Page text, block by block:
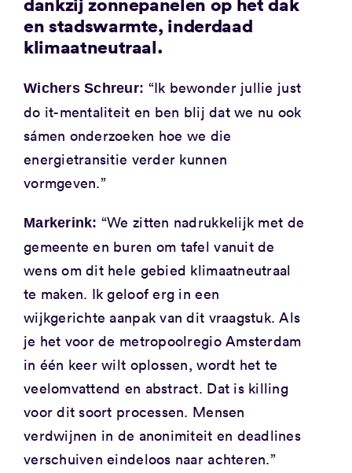
en stadswarmte, inderdaad
klimaatneutraal.
Wichers Schreur: “Ik bewonder jullie just
do it-mentaliteit en ben blij dat we nu ook
sámen onderzoeken hoe we die
energietransitie verder kunnen
vormgeven.”
Markerink: “We zitten nadrukkelijk met de
gemeente en buren om tafel vanuit de
wens om dit hele gebied klimaatneutraal
te maken. Ik geloof erg in een
wijkgerichte aanpak van dit vraagstuk. Als
je het voor de metropoolregio Amsterdam
in één keer wilt oplossen, wordt het te
veelomvattend en abstract. Dat is killing
voor dit soort processen. Mensen
verdwijnen in de anonimiteit en deadlines
verschuiven eindeloos naar achteren.”